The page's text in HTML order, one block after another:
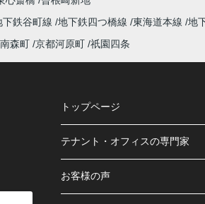
下鉄谷町線 地下鉄四つ橋線 東海道本線 地
南森町 京都河原町 祇園四条
トップページ
テナント・オフィスの専門家
お客様の声